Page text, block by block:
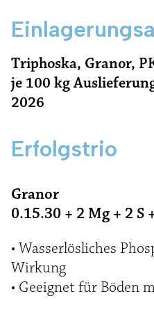
Triphoska, Granor,
je 100 kg
2026
Erfolgstrio
Granor
0.15.30 + 2 Mg + 2 S
• Wasserlösliches
Wirkung
• Geeignet für Böden